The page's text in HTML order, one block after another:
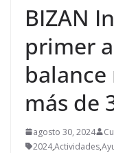
BIZAN
primer
más de
agosto 30, 2024
2024,Actividades,